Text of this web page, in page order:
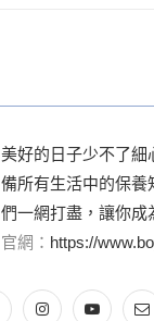
美好的日子少不了細
備所有生活中的保養
們一網打盡，讓你成
官網： https://